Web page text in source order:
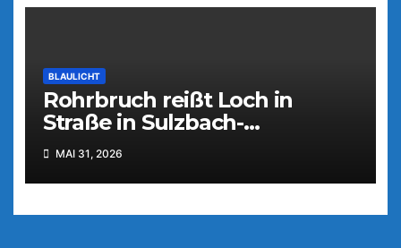
BLAULICHT
Rohrbruch reißt Loch in
Straße in Sulzbach-
Rosenberg
MAI 31, 2026